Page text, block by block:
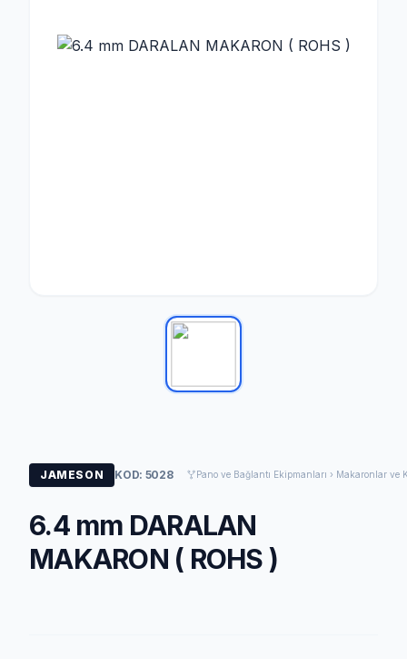
JAMESON KOD: 5028 Pano ve Bağlantı Ekipmanları › Makaronlar
6.4 mm DARALAN
MAKARON ( ROHS )